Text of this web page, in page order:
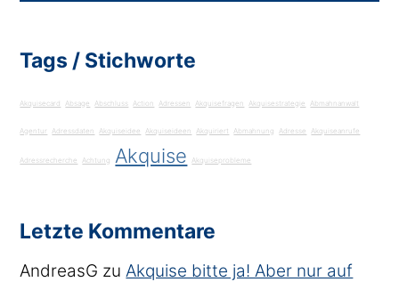
Tags / Stichworte
Akquisecard Absage Abschluss Action Adressen Akquisefragen Akquisestrategie Abmahnanwalt
Agentur Adressdaten Akquiseidee Akquiseideen Akquiriert Abmahnung Adresse Akquiseanrufe
Adressrecherche Achtung Akquise Akquiseprobleme
Letzte Kommentare
AndreasG zuAkquise bitte ja! Aber nur auf